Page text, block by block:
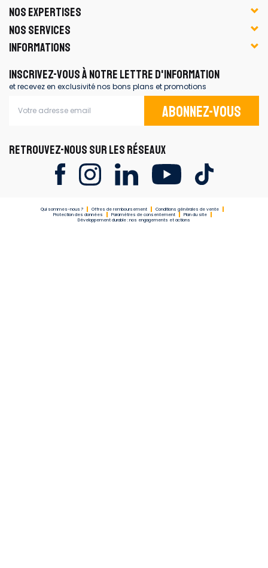
NOS EXPERTISES
NOS SERVICES
INFORMATIONS
INSCRIVEZ-VOUS À NOTRE LETTRE D'INFORMATION
et recevez en exclusivité nos bons plans et promotions
Abonnez-vous
RETROUVEZ-NOUS SUR LES RÉSEAUX
Qui sommes-nous ? Offres de remboursement
Conditions générales de vente
Protection des données
Paramètres de consentement
Plan du site
Développement durable : nos engagements et actions